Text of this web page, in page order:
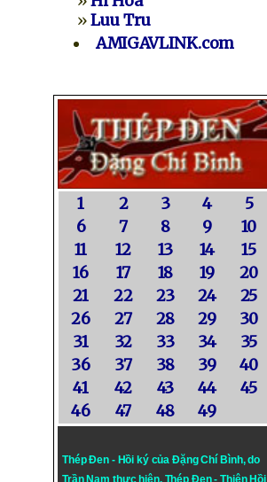
»Luu Tru
AMIGAVLINK.com
1 2 3 4
5
6
7 8 9
10
11
12 13 14
15
16
17 18 19
20
21
22 23 24
25
26
27 28 29
30
31
32 33 34
35
36
37 38 39
40
41
42 43 44
45
46
47 48 49
Thép Đen - Hồi ký của Đặng Chí Bình, do
Trần Nam thực hiện. Thép Đen- Thiên Hồi